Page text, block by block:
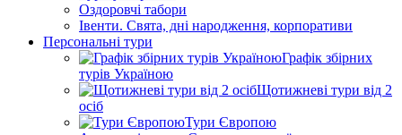
Оздоровчі табори
Івенти. Свята, дні народження, корпоративи
Персональні тури
Графік збірних
турів Україною
Щотижневі тури від 2
осіб
Тури Європою